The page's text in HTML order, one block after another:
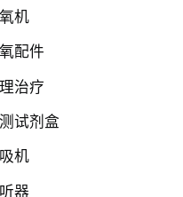
机
配件
治疗
试剂盒
机
器